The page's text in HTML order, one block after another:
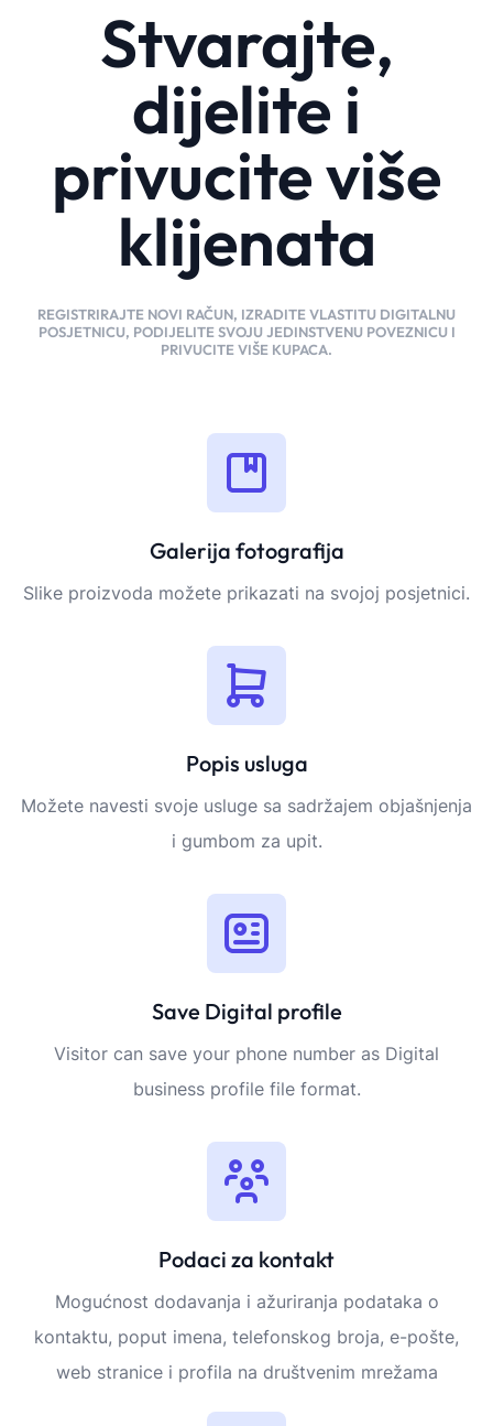
Stvarajte,
dijelite i
privucite više
klijenata
REGISTRIRAJTE NOVI RAČUN, IZRADITE VLASTITU DIGITALNU
POSJETNICU, PODIJELITE SVOJU JEDINSTVENU POVEZNICU I
PRIVUCITE VIŠE KUPACA.
Galerija fotografija
Slike proizvoda možete prikazati na svojoj posjetnici.
Popis usluga
Možete navesti svoje usluge sa sadržajem objašnjenja
i gumbom za upit.
Save Digital profile
Visitor can save your phone number as Digital
business profile file format.
Podaci za kontakt
Mogućnost dodavanja i ažuriranja podataka o
kontaktu, poput imena, telefonskog broja, e-pošte,
web stranice i profila na društvenim mrežama